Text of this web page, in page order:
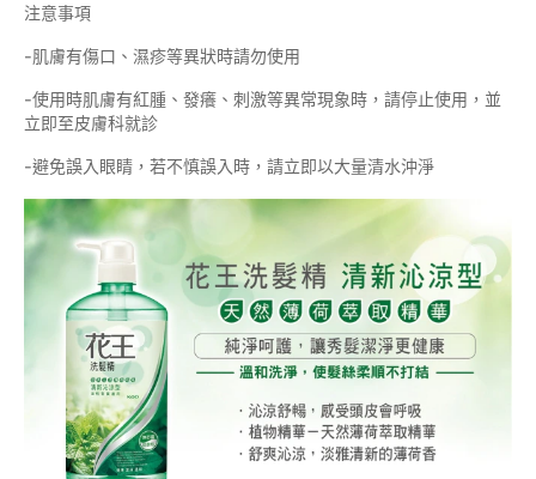
注意事項
-肌膚有傷口、濕疹等異狀時請勿使用
-使用時肌膚有紅腫、發癢、刺激等異常現象時，請停止使用，並
立即至皮膚科就診
-避免誤入眼睛，若不慎誤入時，請立即以大量清水沖淨